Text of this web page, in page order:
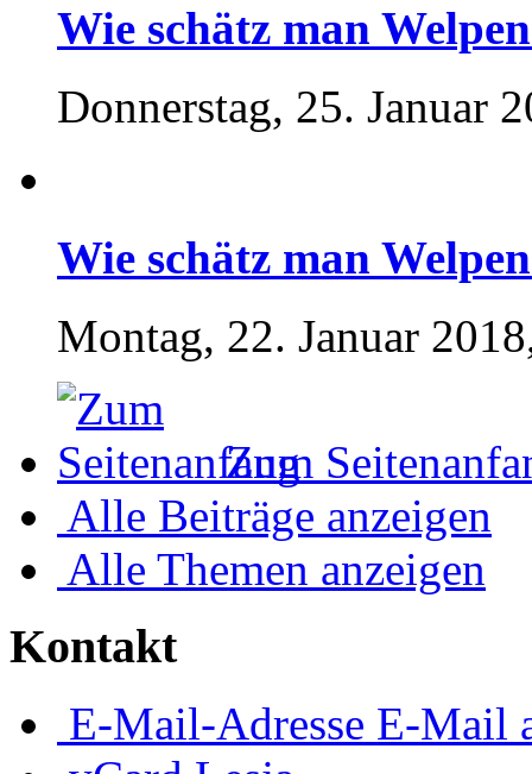
Wie schätz man
Donnerstag, 25. Januar
Wie schätz man
Montag, 22. Januar
Zum
Alle Beiträge anzeigen
Alle Themen anzeigen
Kontakt
E-Mail-Adresse E-Mail